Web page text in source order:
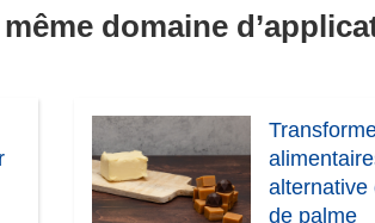
domaine
alternative
de palme